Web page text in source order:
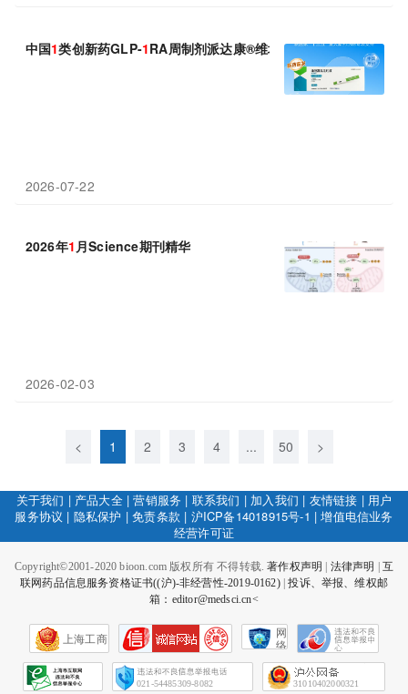
中国1类创新药GLP-1RA周制剂派达康®维培那肽重磅上市 阿里健
2026-07-22
2026年1 月Science期刊精华
2026-02-03
< 1 2 3 4 ... 50 >
关于我们 | 产品大全|营销服务 | 联系我们 | 加入我们 | 友情链接 | 用户
服务协议 | 隐私保护 |免责条款 | 沪ICP备14018915号-1 |增值电信业务
经营许可证
Copyright©2001-2020 bioon.com 版权所有 不得转载.著作权声明 法律声明
互
联网药品信息服务资格证书((沪)-非经营性-2019-0162)|投诉、举报、维权邮
箱：editor@medsci.cn<
上海工商
网
络
会
征
021-54485309-8082 31010402000321